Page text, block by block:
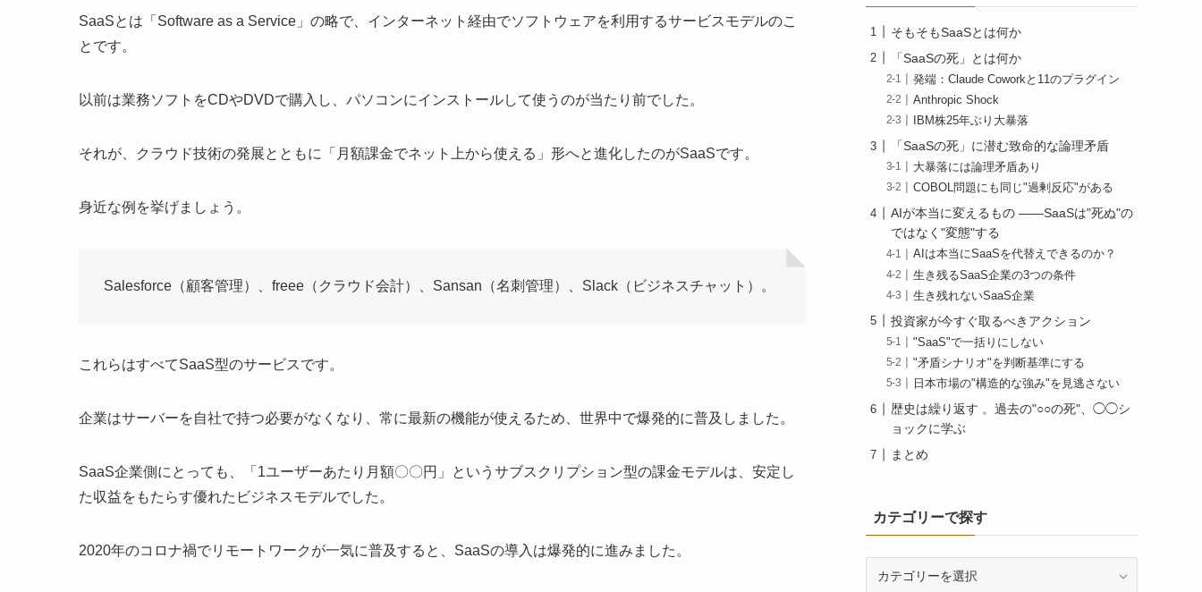
SaaSとは「Software as a Service」の略で、インターネット経由でソフトウェアを利用するサービスモデルのこ
とです。
以前は業務ソフトをCDやDVDで購入し、パソコンにインストールして使うのが当たり前でした。
それが、クラウド技術の発展とともに「月額課金でネット上から使える」形へと進化したのがSaaSです。
身近な例を挙げましょう。
Salesforce（顧客管理）、freee（クラウド会計）、Sansan（名刺管理）、Slack（ビジネスチャット）。
これらはすべてSaaS型のサービスです。
企業はサーバーを自社で持つ必要がなくなり、常に最新の機能が使えるため、世界中で爆発的に普及しました。
SaaS企業側にとっても、「1ユーザーあたり月額〇〇円」というサブスクリプション型の課金モデルは、安定し
た収益をもたらす優れたビジネスモデルでした。
2020年のコロナ禍でリモートワークが一気に普及すると、SaaSの導入は爆発的に進みました。
そもそもSaaSとは何か
「SaaSの死」とは何か
発端：Claude Coworkと11のプラグイン
Anthropic Shock
IBM株25年ぶり大暴落
「SaaSの死」に潜む致命的な論理矛盾
大暴落には論理矛盾あり
COBOL問題にも同じ"過剰反応"がある
AIが本当に変えるもの ——SaaSは"死ぬ"の
ではなく"変態"する
AIは本当にSaaSを代替えできるのか？
生き残るSaaS企業の3つの条件
生き残れないSaaS企業
投資家が今すぐ取るべきアクション
"SaaS"で一括りにしない
"矛盾シナリオ"を判断基準にする
日本市場の"構造的な強み"を見逃さない
歴史は繰り返す 。過去の"○○の死"、◯◯シ
ョックに学ぶ
まとめ
カテゴリーで探す